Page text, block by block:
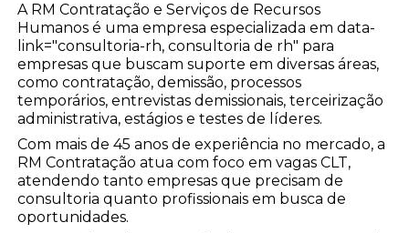
A RM Contratação e Serviços de Recursos
Humanos é uma empresa especializada em data-
link="consultoria-rh, consultoria de rh" para
empresas que buscam suporte em diversas áreas,
como contratação, demissão, processos
temporários, entrevistas demissionais, terceirização
administrativa, estágios e testes de líderes.
Com mais de 45 anos de experiência no mercado, a
RM Contratação atua com foco em vagas CLT,
atendendo tanto empresas que precisam de
consultoria quanto profissionais em busca de
oportunidades.